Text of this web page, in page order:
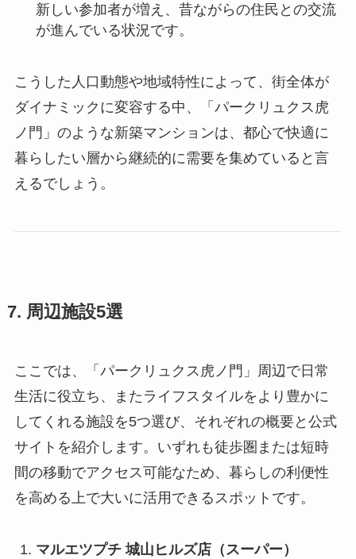
新しい参加者が増え、昔ながらの住民との交流
が進んでいる状況です。
こうした人口動態や地域特性によって、街全体が
ダイナミックに変容する中、「パークリュクス虎
ノ門」のような新築マンションは、都心で快適に
暮らしたい層から継続的に需要を集めていると言
えるでしょう。
7. 周辺施設5選
ここでは、「パークリュクス虎ノ門」周辺で日常
生活に役立ち、またライフスタイルをより豊かに
してくれる施設を5つ選び、それぞれの概要と公式
サイトを紹介します。いずれも徒歩圏または短時
間の移動でアクセス可能なため、暮らしの利便性
を高める上で大いに活用できるスポットです。
マルエツプチ 城山ヒルズ店（スーパー）